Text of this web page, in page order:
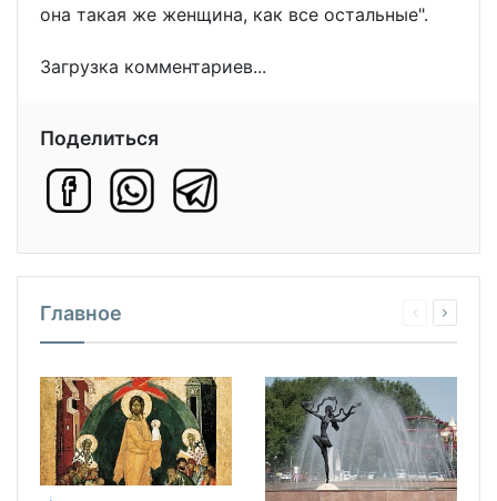
она такая же женщина, как все остальные".
Загрузка комментариев...
Поделиться
Главное